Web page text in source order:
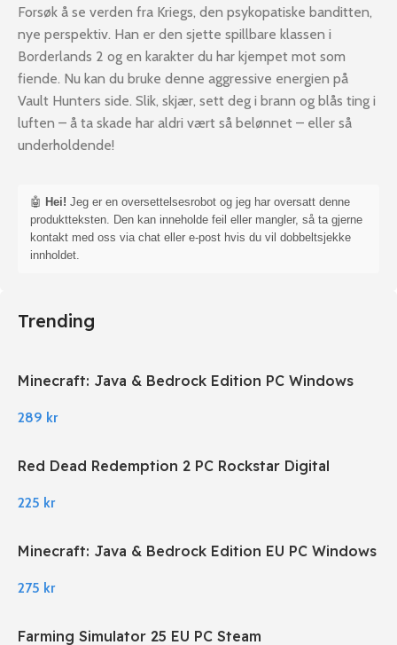
Forsøk å se verden fra Kriegs, den psykopatiske banditten,
nye perspektiv. Han er den sjette spillbare klassen i
Borderlands 2 og en karakter du har kjempet mot som
fiende. Nu kan du bruke denne aggressive energien på
Vault Hunters side. Slik, skjær, sett deg i brann og blås ting i
luften – å ta skade har aldri vært så belønnet – eller så
underholdende!
🤖 Hei! Jeg er en oversettelsesrobot og jeg har oversatt denne
produktteksten. Den kan inneholde feil eller mangler, så ta gjerne
kontakt med oss via chat eller e-post hvis du vil dobbeltsjekke
innholdet.
Trending
Minecraft: Java & Bedrock Edition PC Windows
289 kr
Red Dead Redemption 2 PC Rockstar Digital
225 kr
Minecraft: Java & Bedrock Edition EU PC Windows
275 kr
Farming Simulator 25 EU PC Steam